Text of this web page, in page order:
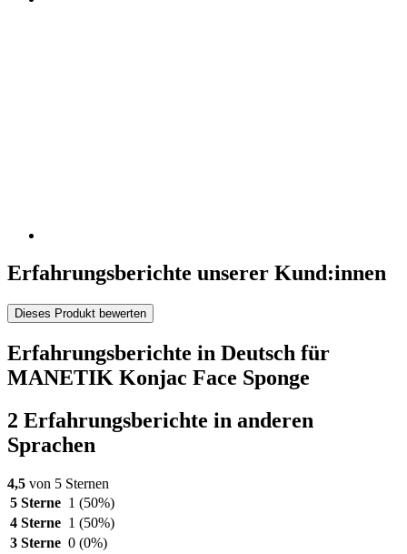
Erfahrungsberichte unserer Kund:innen
Dieses Produkt bewerten
Erfahrungsberichte in Deutsch für
MANETIK Konjac Face Sponge
2 Erfahrungsberichte in anderen
Sprachen
4,5 von 5 Sternen
5 Sterne 1 (50%)
4 Sterne 1 (50%)
3 Sterne 0 (0%)